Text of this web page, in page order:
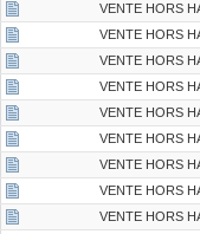
VENTE HORS
VENTE HORS
VENTE HORS
VENTE HORS
VENTE HORS
VENTE HORS
VENTE HORS
VENTE HORS
VENTE HORS